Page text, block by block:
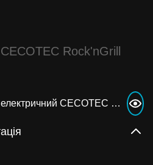
Rock'nGrill
Інструкція Гриль електричний CECOTEC Rock'nGrill 1200 Wood W